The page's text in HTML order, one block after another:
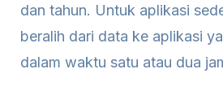
dan tahun. Untuk aplikasi
beralih dari data ke aplikasi
dalam waktu satu atau dua